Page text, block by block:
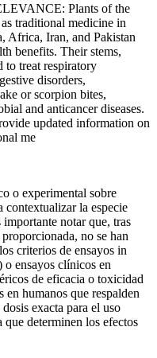
Plants of the
traditional medicine in
Africa, Iran, and Pakistan
benefits. Their stems,
to treat respiratory
disorders,
or scorpion bites,
and anticancer diseases.
updated information on
me
o experimental sobre
contextualizar la especie
notar que, tras
no se han
criterios de ensayos in
ensayos clínicos en
de eficacia o toxicidad
humanos que respalden
exacta para el uso
determinen los efectos